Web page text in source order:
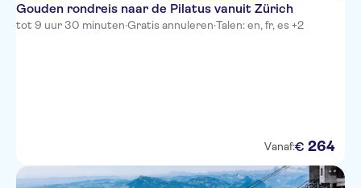
Gouden rondreis naar de Pilatus vanuit Zürich
tot 9 uur 30 minuten·Gratis annuleren·Talen: en, fr, es +2
Vanaf:€ 264